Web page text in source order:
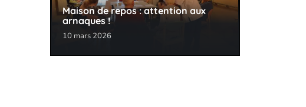
Maison de repos : attention aux
arnaques !
10 mars 2026